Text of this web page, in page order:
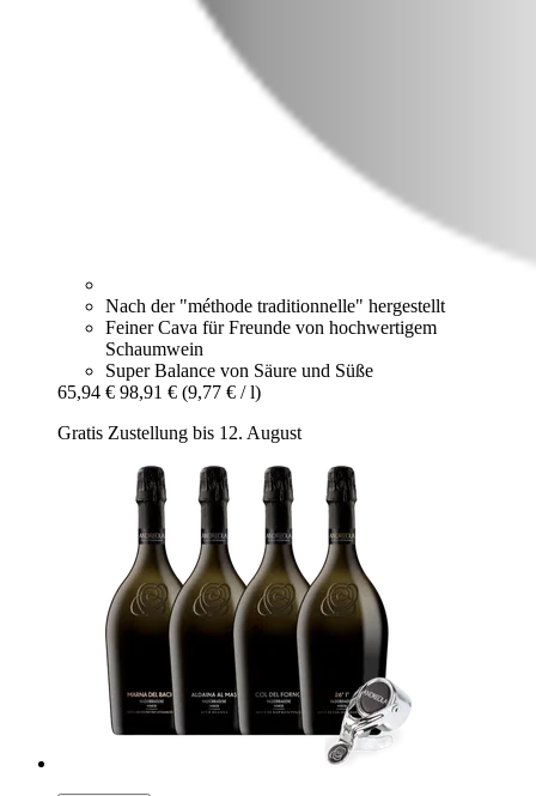
Nach der "méthode traditionnelle" hergestellt
Feiner Cava für Freunde von hochwertigem
Schaumwein
Super Balance von Säure und Süße
65,94 € 98,91 € (9,77 € / l)
Gratis Zustellung bis 12. August